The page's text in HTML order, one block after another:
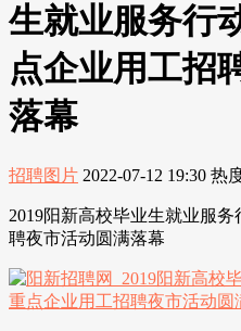
生就业服务行
点企业用工招
落幕
招聘图片 2022-07-12 19:30 热
2019阳新高校毕业生就业服
聘夜市活动圆满落幕